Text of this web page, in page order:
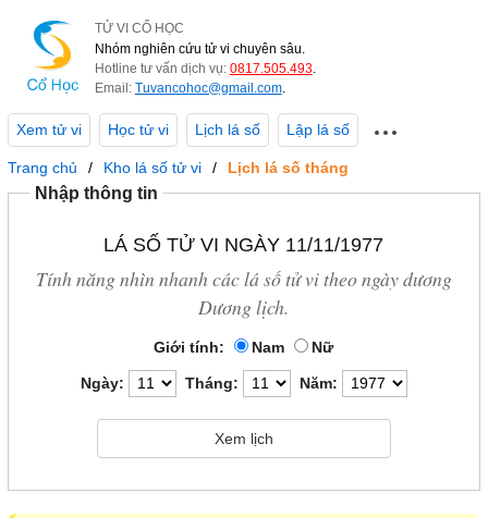
TỬ VI CỔ HỌC
Nhóm nghiên cứu tử vi chuyên sâu.
Hotline tư vấn dịch vụ: 0817.505.493.
Email: Tuvancohoc@gmail.com.
Xem tử vi Học tử vi Lịch lá số Lập lá số
Trang chủ Kho lá số tử vi Lịch lá số tháng
Nhập thông tin
LÁ SỐ TỬ VI NGÀY 11/11/1977
Tính năng nhìn nhanh các lá số tử vi theo ngày dương
Dương lịch.
Giới tính: Nam Nữ
Ngày: Tháng: Năm: